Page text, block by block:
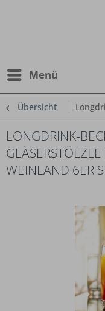
Menü
Übersicht
LONGDRINK-
WEINLAND 6ER